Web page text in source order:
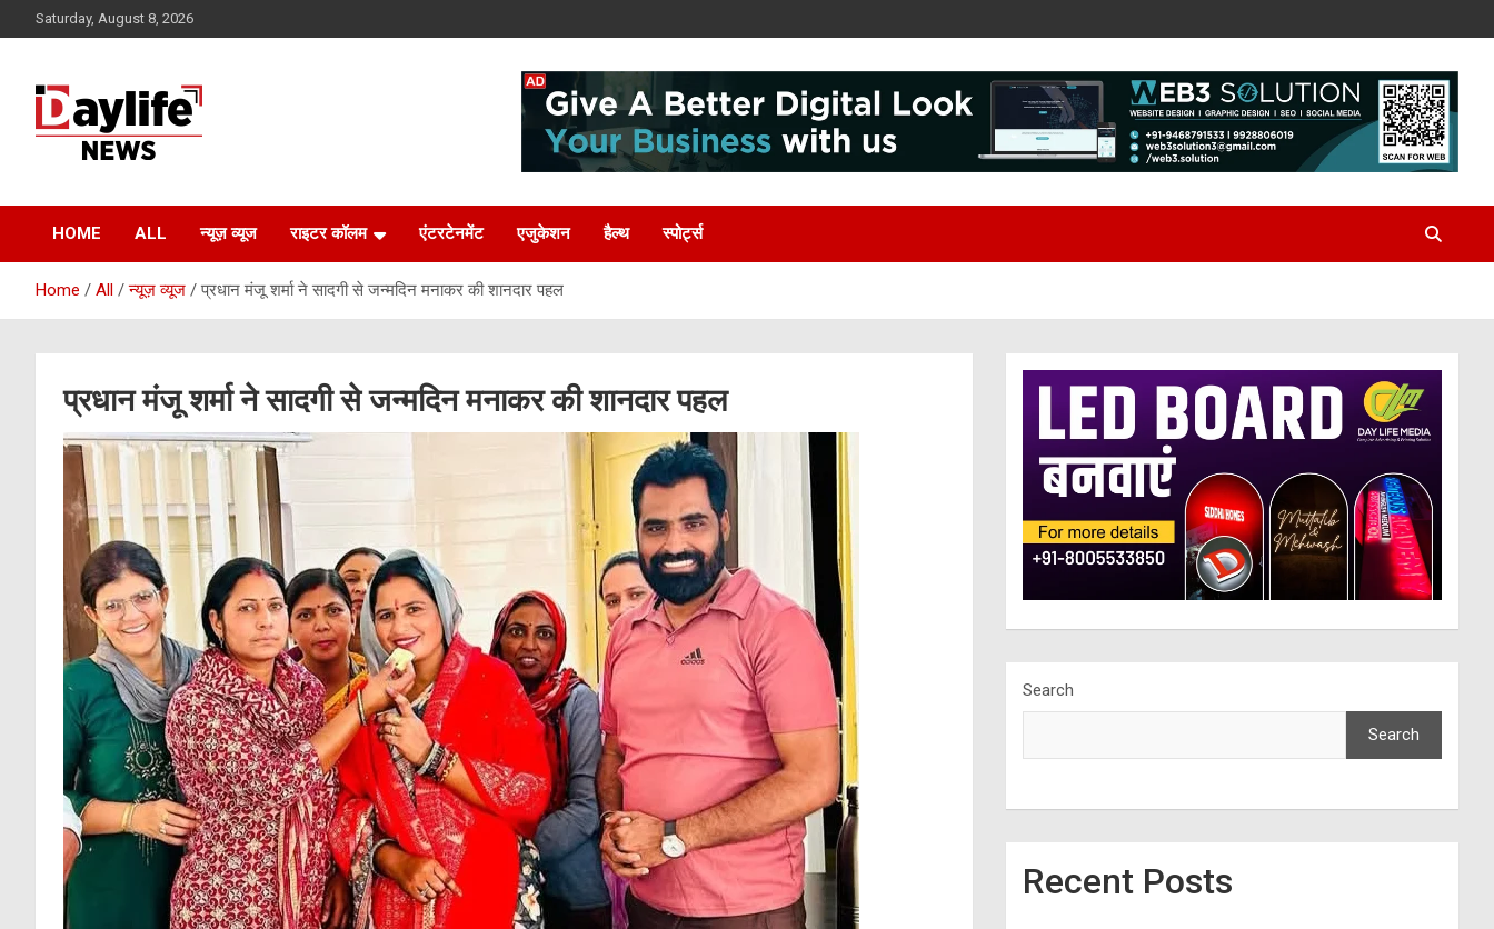
to
Saturday, August 8, 2026
HOME ALL न्यूज़ व्यूज राइटर कॉलम एंटरटेनमेंट एजुकेशन हैल्थ स्पोर्ट्स
Home All न्यूज़ व्यूज प्रधान मंजू शर्मा ने सादगी से जन्मदिन मनाकर की शानदार पहल
प्रधान मंजू शर्मा ने सादगी से जन्मदिन मनाकर की शानदार पहल
Search
Search
Recent Posts